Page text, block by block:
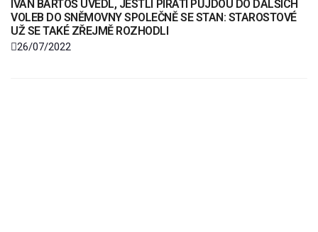
IVAN BARTOŠ UVEDL, JESTLI PIRÁTI PŮJDOU DO DALŠÍCH
VOLEB DO SNĚMOVNY SPOLEČNĚ SE STAN: STAROSTOVÉ
UŽ SE TAKÉ ZŘEJMĚ ROZHODLI
26/07/2022